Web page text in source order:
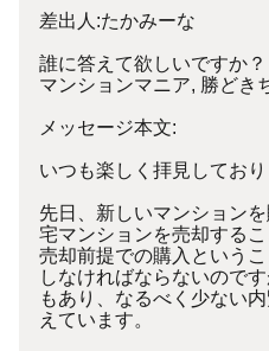
差出人:たかみーな
誰に答えて欲しいですか？
マンションマニア, 勝どき
メッセージ本文:
いつも楽しく拝見しており
先日、新しいマンション
宅マンションを売却するこ
売却前提での購入という
しなければならないので
もあり、なるべく少ない
えています。